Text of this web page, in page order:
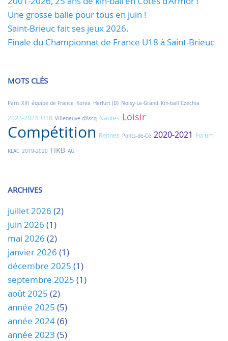
Une grosse balle pour tous en juin !
Saint-Brieuc fait ses jeux 2026.
Finale du Championnat de France U18 à Saint-Brieuc
MOTS CLÉS
Paris XIII équipe de France Korea Herfurt (D) Noisy-Le-Grand Kin-ball Czechia
2023-2024 U18 Villeneuve-d'Ascq Nantes Loisir
Compétition Rennes Ponts-de-Cé 2020-2021 Forum
KLAC 2019-2020 FIKB AG
ARCHIVES
juillet 2026 (2)
juin 2026 (1)
mai 2026 (2)
janvier 2026 (1)
décembre 2025 (1)
septembre 2025 (1)
août 2025 (2)
année 2025 (5)
année 2024(6)
année 2023 (5)